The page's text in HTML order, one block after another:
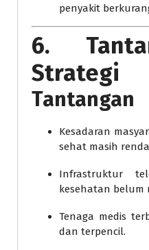
penyakit
6.
Strategi
Tantangan
Kesadaran
sehat masih
Infrastruktur
kesehatan belum
Tenaga medis
dan terpencil.